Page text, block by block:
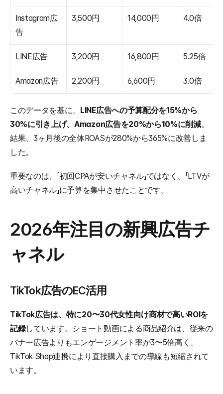
Instagram広
告
3,500円 14,000円 4.0倍
LINE広告 3,200円 16,800円 5.25倍
Amazon広告 2,200円 6,600円 3.0倍
このデータを基に、 LINE広告への予算配分を15%から
30%に引き上げ、Amazon広告を20%から10%に削減。
結果、3ヶ月後の全体ROASが280%から365%に改善しま
した。
重要なのは、「初回CPAが安いチャネル」ではなく、「LTVが
高いチャネル」に予算を集中させたことです。
2026年注目の新興広告チ
ャネル
TikTok広告のEC活用
TikTok広告は、特に20〜30代女性向け商材で高いROIを
記録しています。ショート動画による商品紹介は、従来の
バナー広告よりもエンゲージメント率が3〜5倍高く、
TikTok Shop連携により直接購入までの導線も短縮されて
います。